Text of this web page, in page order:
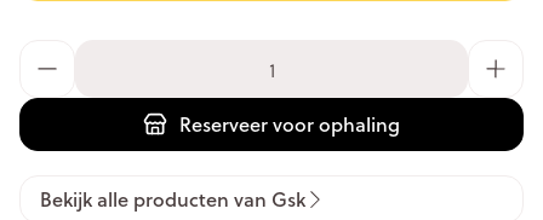
Reserveervoor ophaling
Bekijk alle producten van Gsk